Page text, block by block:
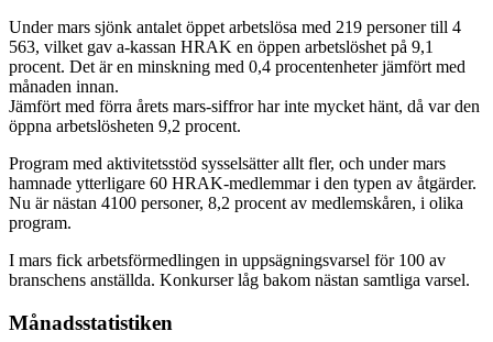
Under mars sjönk antalet öppet arbetslösa med 219 personer till 4
563, vilket gav a-kassan HRAK en öppen arbetslöshet på 9,1
procent. Det är en minskning med 0,4 procentenheter jämfört med
månaden innan.
Jämfört med förra årets mars-siffror har inte mycket hänt, då var den
öppna arbetslösheten 9,2 procent.
Program med aktivitetsstöd sysselsätter allt fler, och under mars
hamnade ytterligare 60 HRAK-medlemmar i den typen av åtgärder.
Nu är nästan 4100 personer, 8,2 procent av medlemskåren, i olika
program.
I mars fick arbetsförmedlingen in uppsägningsvarsel för 100 av
branschens anställda. Konkurser låg bakom nästan samtliga varsel.
Månadsstatistiken